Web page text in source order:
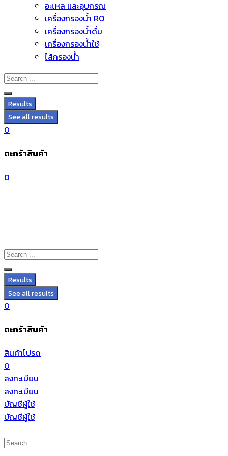
อะไหล่ และอุปกรณ์
เครื่องกรองน้ำ RO
เครื่องกรองน้ำดื่ม
เครื่องกรองน้ำใช้
ไส้กรองน้ำ
Results
See all results
0
ตะกร้าสินค้า
0
Results
See all results
0
ตะกร้าสินค้า
สินค้าโปรด
0
ลงทะเบียน
ลงทะเบียน
บัญชีผู้ใช้
บัญชีผู้ใช้